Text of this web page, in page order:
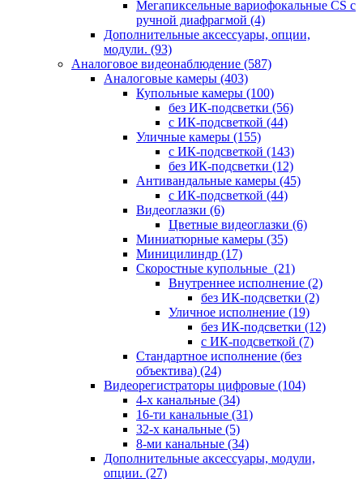
Мегапиксельные вариофокальные CS c
ручной диафрагмой (4)
Дополнительные аксессуары, опции,
модули. (93)
Аналоговое видеонаблюдение (587)
Аналоговые камеры (403)
Купольные камеры (100)
без ИК-подсветки (56)
с ИК-подсветкой (44)
Уличные камеры (155)
с ИК-подсветкой (143)
без ИК-подсветки (12)
Антивандальные камеры (45)
с ИК-подсветкой (44)
Видеоглазки (6)
Цветные видеоглазки (6)
Миниатюрные камеры (35)
Миницилиндр (17)
Скоростные купольные (21)
Внутреннее исполнение (2)
без ИК-подсветки (2)
Уличное исполнение (19)
без ИК-подсветки (12)
с ИК-подсветкой (7)
Стандартное исполнение (без
объектива) (24)
Видеорегистраторы цифровые (104)
4-х канальные (34)
16-ти канальные (31)
32-х канальные (5)
8-ми канальные (34)
Дополнительные аксессуары, модули,
опции. (27)